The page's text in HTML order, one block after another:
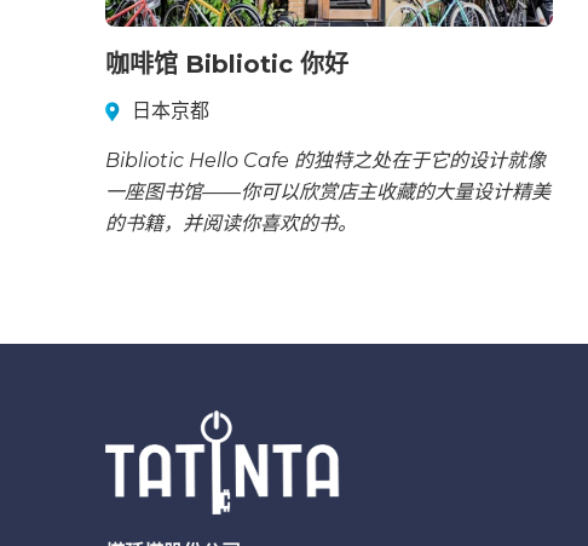
咖啡馆 Bibliotic 你好
日本京都
Bibliotic Hello Cafe 的独特之处在于它的设计就像
一座图书馆——你可以欣赏店主收藏的大量设计精美
的书籍，并阅读你喜欢的书。